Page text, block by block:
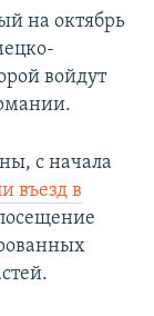
на октябрь
войдут
с начала
въезд в